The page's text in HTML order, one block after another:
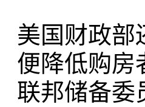
美国财政部
便降低购房
联邦储备委